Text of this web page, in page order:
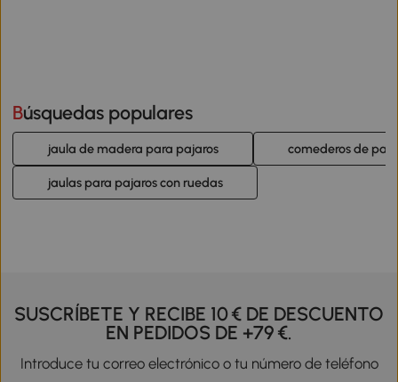
Búsquedas populares
jaula de madera para pajaros comederos de
jaulas para pajaros con ruedas
SUSCRÍBETE Y RECIBE 10 € DE DESCUENTO
EN PEDIDOS DE +79 €.
Introduce tu correo electrónico o tu número de teléfono